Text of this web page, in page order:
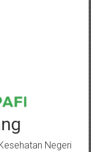
Negeri